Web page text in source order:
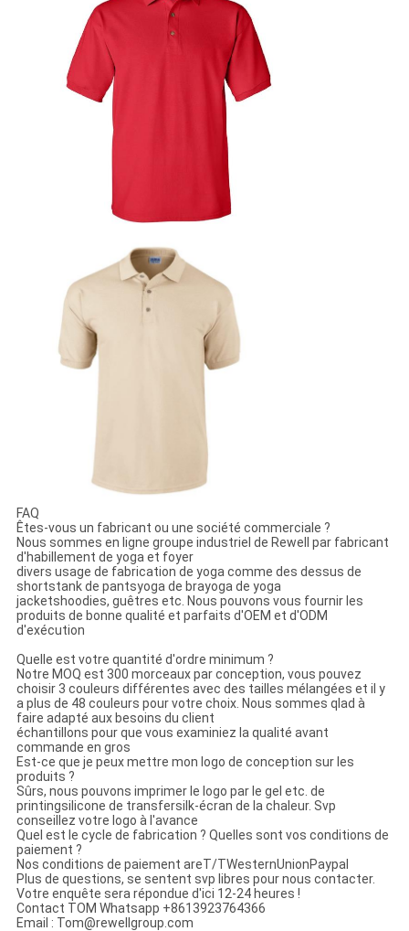
FAQ
Êtes-vous un fabricant ou une société commerciale ?
Nous sommes en ligne groupe industriel de Rewell par fabricant
d'habillement de yoga et foyer
divers usage de fabrication de yoga comme des dessus de
shortstank de pantsyoga de brayoga de yoga
jacketshoodies, guêtres etc. Nous pouvons vous fournir les
produits de bonne qualité et parfaits d'OEM et d'ODM
d'exécution
Quelle est votre quantité d'ordre minimum ?
Notre MOQ est 300 morceaux par conception, vous pouvez
choisir 3 couleurs différentes avec des tailles mélangées et il y
a plus de 48 couleurs pour votre choix. Nous sommes qlad à
faire adapté aux besoins du client
échantillons pour que vous examiniez la qualité avant
commande en gros
Est-ce que je peux mettre mon logo de conception sur les
produits ?
Sûrs, nous pouvons imprimer le logo par le gel etc. de
printingsilicone de transfersilk-écran de la chaleur. Svp
conseillez votre logo à l'avance
Quel est le cycle de fabrication ? Quelles sont vos conditions de
paiement ?
Nos conditions de paiement areT/TWesternUnionPaypal
Plus de questions, se sentent svp libres pour nous contacter.
Votre enquête sera répondue d'ici 12-24 heures !
Contact TOM Whatsapp +8613923764366
Email : Tom@rewellgroup.com